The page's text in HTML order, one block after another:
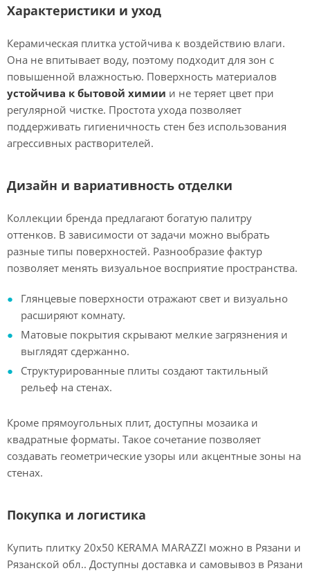
Характеристики и уход
Керамическая плитка устойчива к воздействию влаги.
Она не впитывает воду, поэтому подходит для зон с
повышенной влажностью. Поверхность материалов
устойчива к бытовой химии и не теряет цвет при
регулярной чистке. Простота ухода позволяет
поддерживать гигиеничность стен без использования
агрессивных растворителей.
Дизайн и вариативность отделки
Коллекции бренда предлагают богатую палитру
оттенков. В зависимости от задачи можно выбрать
разные типы поверхностей. Разнообразие фактур
позволяет менять визуальное восприятие пространства.
Глянцевые поверхности отражают свет и визуально
расширяют комнату.
Матовые покрытия скрывают мелкие загрязнения и
выглядят сдержанно.
Структурированные плиты создают тактильный
рельеф на стенах.
Кроме прямоугольных плит, доступны мозаика и
квадратные форматы. Такое сочетание позволяет
создавать геометрические узоры или акцентные зоны на
стенах.
Покупка и логистика
Купить плитку 20х50 KERAMA MARAZZI можно в Рязани и
Рязанской обл.. Доступны доставка и самовывоз в Рязани